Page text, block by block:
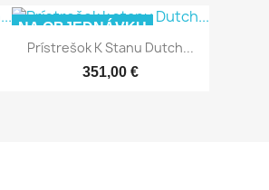
Prístrešok K Stanu Dutch...
351,00 €
NA OBJEDNÁVKU